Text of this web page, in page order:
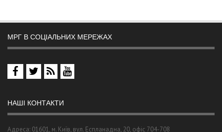
МРГ В СОЦІАЛЬНИХ МЕРЕЖАХ
НАШІ КОНТАКТИ
Адреса: 01601, м. Київ, вул. Еспланадна, 20, офіс 704-708